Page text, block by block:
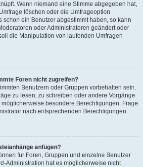
Wenn niemand eine Stimme abgegeben hat,
löschen oder die Umfrageoption
schon ein Benutzer abgestimmt haben, so kann
oder Administratoren geändert oder
die Manipulation von laufenden Umfragen
Foren nicht zugreifen?
Benutzern oder Gruppen vorbehalten sein.
zu lesen, zu schreiben oder andere Vorgänge
besondere Berechtigungen. Frage
nach entsprechenden Berechtigungen.
anfügen?
für Foren, Gruppen und einzelne Benutzer
Administration hat es möglicherweise nicht